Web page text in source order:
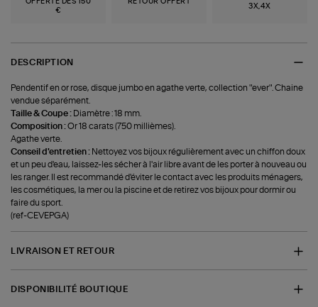
OFFERTE DÈS 150
€
RETOUR OFFERT
3X,4X
DESCRIPTION
Pendentif en or rose, disque jumbo en agathe verte, collection "ever". Chaine
vendue séparément.
Taille & Coupe : Diamètre : 18 mm.
Composition :Or 18 carats (750 millièmes).
Agathe verte.
Conseil d'entretien : Nettoyez vos bijoux régulièrement avec un chiffon doux
et un peu d'eau, laissez-les sécher à l'air libre avant de les porter à nouveau ou
les ranger. Il est recommandé d'éviter le contact avec les produits ménagers,
les cosmétiques, la mer ou la piscine et de retirez vos bijoux pour dormir ou
faire du sport.
(ref-CEVEPGA)
LIVRAISON ET RETOUR
DISPONIBILITÉ BOUTIQUE